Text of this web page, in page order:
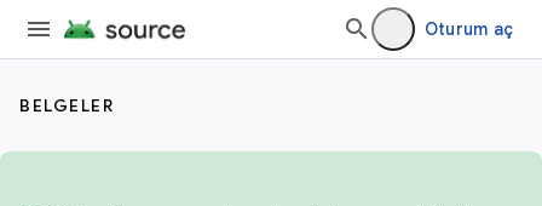
Oturum aç
BELGELER